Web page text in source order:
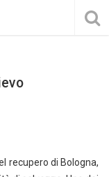
recupero di Bologna,